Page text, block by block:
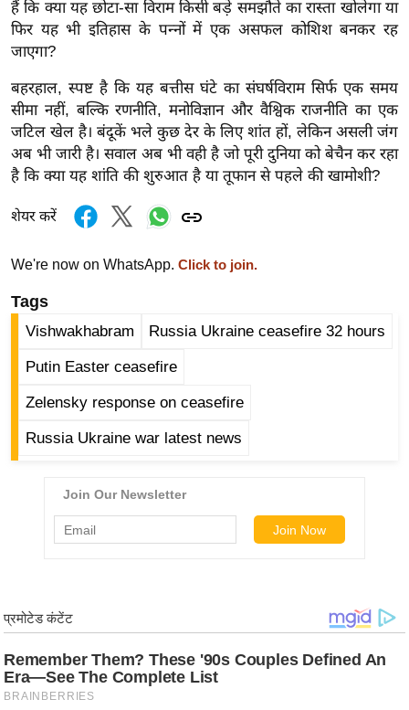
फि
ल्म
मी
क्षा
B
r
a
i
g
N
e
s
ला
लॉ
ब्यू
टी
हैं कि क्या यह छोटा-सा विराम किसी बड़े समझौते का रास्ता खोलेगा या
फिर यह भी इतिहास के पन्नों में एक असफल कोशिश बनकर रह
जाएगा?
बहरहाल, स्पष्ट है कि यह बत्तीस घंटे का संघर्षविराम सिर्फ एक समय
सीमा नहीं, बल्कि रणनीति, मनोविज्ञान और वैश्विक राजनीति का एक
जटिल खेल है। बंदूकें भले कुछ देर के लिए शांत हों, लेकिन असली जंग
अब भी जारी है। सवाल अब भी वही है जो पूरी दुनिया को बेचैन कर रहा
है कि क्या यह शांति की शुरुआत है या तूफान से पहले की खामोशी?
शेयर करें
We're now on WhatsApp. Click to join.
Tags
Vishwakhabram Russia Ukraine ceasefire 32 hours
Putin Easter ceasefire
Zelensky response on ceasefire
Russia Ukraine war latest news